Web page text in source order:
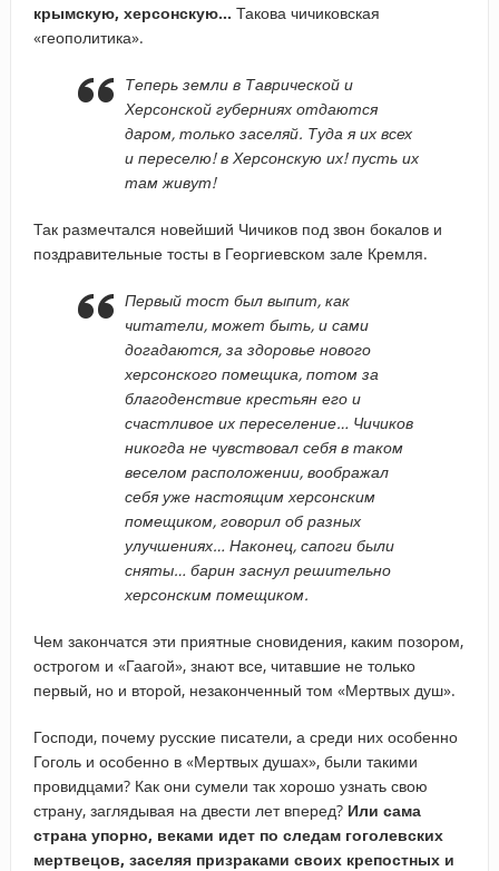
крымскую, херсонскую… Такова чичиковская
«геополитика».
Теперь земли в Таврической и
Херсонской губерниях отдаются
даром, только заселяй. Туда я их всех
и переселю! в Херсонскую их! пусть их
там живут!
Так размечтался новейший Чичиков под звон бокалов и
поздравительные тосты в Георгиевском зале Кремля.
Первый тост был выпит, как
читатели, может быть, и сами
догадаются, за здоровье нового
херсонского помещика, потом за
благоденствие крестьян его и
счастливое их переселение… Чичиков
никогда не чувствовал себя в таком
веселом расположении, воображал
себя уже настоящим херсонским
помещиком, говорил об разных
улучшениях… Наконец, сапоги были
сняты… барин заснул решительно
херсонским помещиком.
Чем закончатся эти приятные сновидения, каким позором,
острогом и «Гаагой», знают все, читавшие не только
первый, но и второй, незаконченный том «Мертвых душ».
Господи, почему русские писатели, а среди них особенно
Гоголь и особенно в «Мертвых душах», были такими
провидцами? Как они сумели так хорошо узнать свою
страну, заглядывая на двести лет вперед? Или сама
страна упорно, веками идет по следам гоголевских
мертвецов, заселяя призраками своих крепостных и